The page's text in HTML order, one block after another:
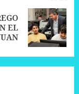
EL